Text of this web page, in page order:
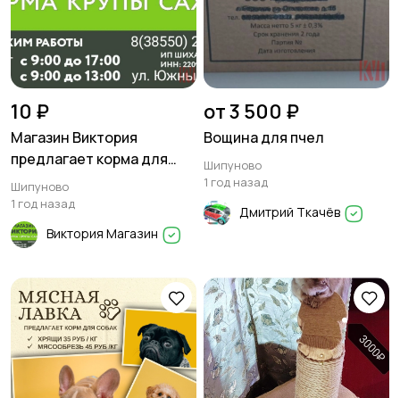
10 ₽
Магазин Виктория
предлагает корма для
цыплят, свиней, кроликов
Шипуново
1 год назад
Виктория Магазин
от 3 500 ₽
Вощина для пчел
Шипуново
1 год назад
Дмитрий Ткачёв